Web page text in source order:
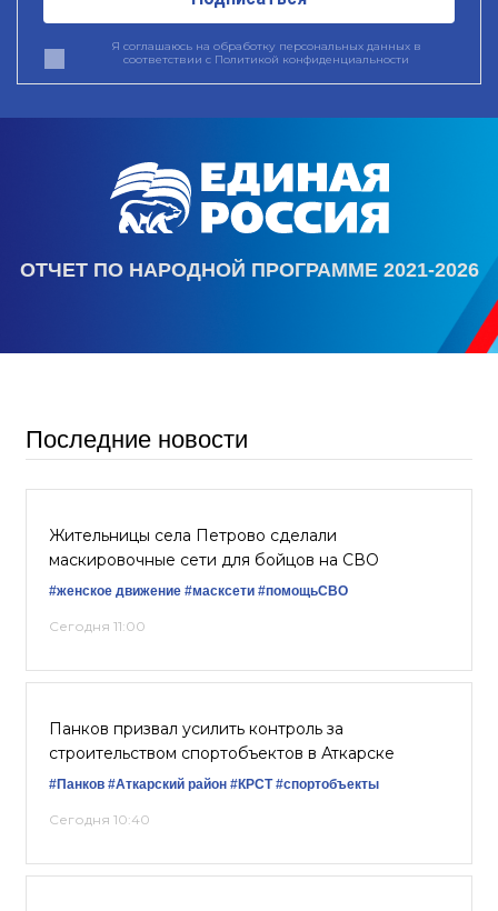
Я соглашаюсь на обработку персональных данных в
соответствии с Политикой конфиденциальности
ОТЧЕТ ПО НАРОДНОЙ ПРОГРАММЕ 2021-2026
Последние новости
Жительницы села Петрово сделали
маскировочные сети для бойцов на СВО
#женское движение #масксети #помощьСВО
Сегодня 11:00
Панков призвал усилить контроль за
строительством спортобъектов в Аткарске
#Панков #Аткарский район #КРСТ #спортобъекты
Сегодня 10:40